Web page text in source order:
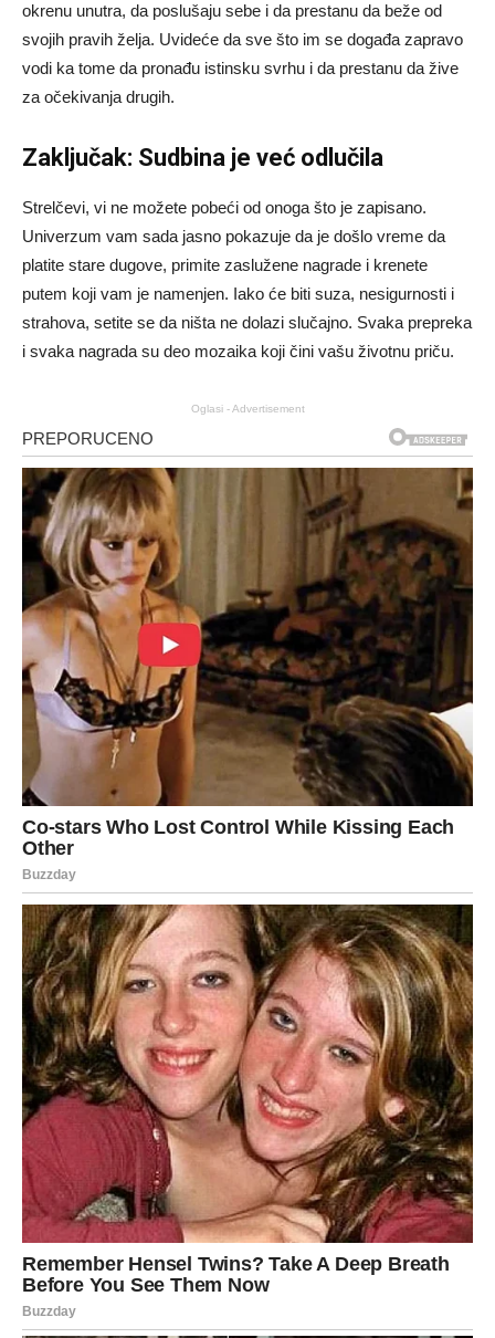
okrenu unutra, da poslušaju sebe i da prestanu da beže od
svojih pravih želja. Uvideće da sve što im se događa zapravo
vodi ka tome da pronađu istinsku svrhu i da prestanu da žive
za očekivanja drugih.
Zaključak: Sudbina je već odlučila
Strelčevi, vi ne možete pobeći od onoga što je zapisano.
Univerzum vam sada jasno pokazuje da je došlo vreme da
platite stare dugove, primite zaslužene nagrade i krenete
putem koji vam je namenjen. Iako će biti suza, nesigurnosti i
strahova, setite se da ništa ne dolazi slučajno. Svaka prepreka
i svaka nagrada su deo mozaika koji čini vašu životnu priču.
Oglasi - Advertisement